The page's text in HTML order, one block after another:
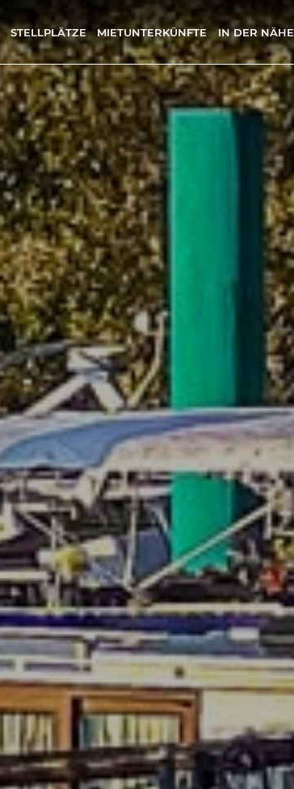
STELLPLÄTZE MIETUNTERKÜNFTE IN DER NÄHE